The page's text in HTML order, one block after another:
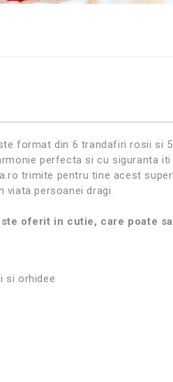
format din 6 trandafiri rosii si
perfecta si cu siguranta
trimite pentru tine acest
viata persoanei dragi.
oferit in cutie, care poate
si orhidee